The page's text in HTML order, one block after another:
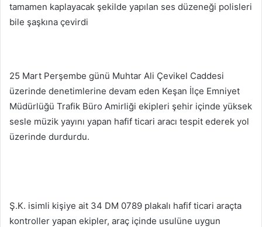
tamamen kaplayacak şekilde yapılan ses düzeneği polisleri
bile şaşkına çevirdi
25 Mart Perşembe günü Muhtar Ali Çevikel Caddesi
üzerinde denetimlerine devam eden Keşan İlçe Emniyet
Müdürlüğü Trafik Büro Amirliği ekipleri şehir içinde yüksek
sesle müzik yayını yapan hafif ticari aracı tespit ederek yol
üzerinde durdurdu.
Ş.K. isimli kişiye ait 34 DM 0789 plakalı hafif ticari araçta
kontroller yapan ekipler, araç içinde usulüne uygun